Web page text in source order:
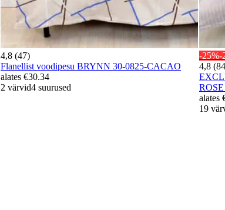
4,8 (47)
Flanellist voodipesu BRYNN 30-0825-CACAO
alates €30.34
2 värvid4 suurused
-25%-
4,8
alates
19